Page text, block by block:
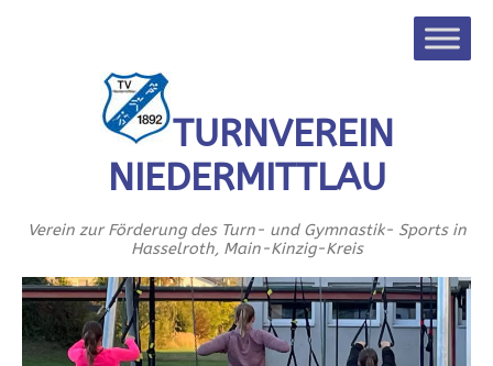
TURNVEREIN
NIEDERMITTLAU
Verein zur Förderung des Turn- und Gymnastik- Sports in
Hasselroth, Main-Kinzig-Kreis